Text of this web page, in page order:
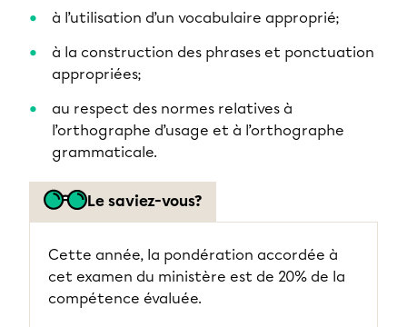
à l’utilisation d’un vocabulaire approprié;
à la construction des phrases et ponctuation
appropriées;
au respect des normes relatives à
l’orthographe d’usage et à l’orthographe
grammaticale.
Le saviez-vous?
Cette année, la pondération accordée à
cet examen du ministère est de 20% de la
compétence évaluée.